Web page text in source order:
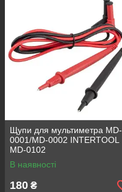
Щупи для мультиметра MD-
0001/MD-0002 INTERTOOL
MD-0102
В наявності
180 ₴